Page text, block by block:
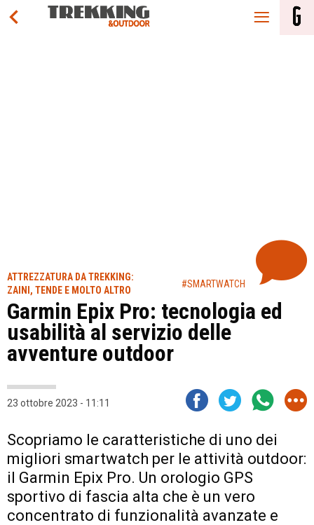
ATTREZZATURA DA TREKKING:
ZAINI, TENDE E MOLTO ALTRO
#SMARTWATCH
Garmin Epix Pro: tecnologia ed
usabilità al servizio delle
avventure outdoor
23 ottobre 2023 - 11:11
Scopriamo le caratteristiche di uno dei
migliori smartwatch per le attività outdoor:
il Garmin Epix Pro. Un orologio GPS
sportivo di fascia alta che è un vero
concentrato di funzionalità avanzate e